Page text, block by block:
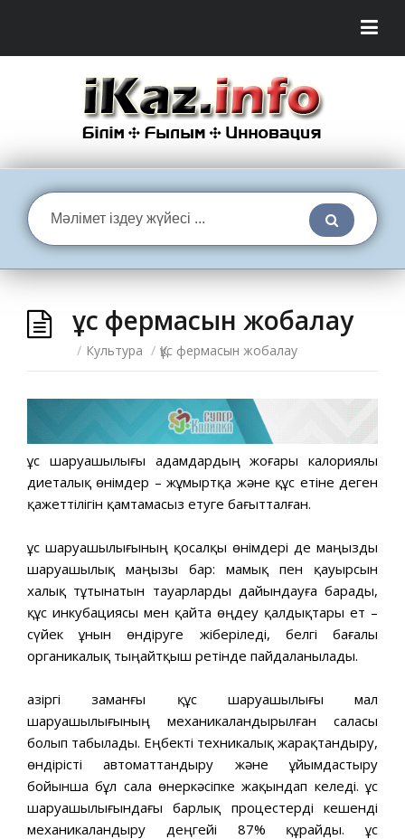
Құс фермасын жобалау
/ Культура / Құс фермасын жобалау
Құс шаруашылығы адамдардың жоғары калориялы
диеталық өнімдер – жұмыртқа және құс етіне деген
қажеттілігін қамтамасыз етуге бағытталған.
Құс шаруашылығының қосалқы өнімдері де маңызды
шаруашылық маңызы бар: мамық пен қауырсын
халық тұтынатын тауарларды дайындауға барады,
құс инкубациясы мен қайта өңдеу қалдықтары ет –
сүйек ұнын өндіруге жіберіледі, белгі бағалы
органикалық тыңайтқыш ретінде пайдаланылады.
Қазіргі заманғы құс шаруашылығы мал
шаруашылығының механикаландырылған саласы
болып табылады. Еңбекті техникалық жарақтандыру,
өндірісті автоматтандыру және ұйымдастыру
бойынша бұл сала өнеркәсіпке жақындап келеді. Құс
шаруашылығындағы барлық процестерді кешенді
механикаландыру деңгейі 87% құрайды. Құс